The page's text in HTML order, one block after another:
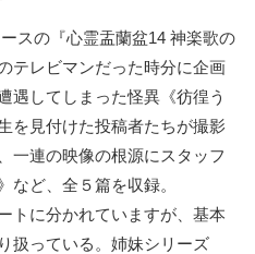
スの『心霊盂蘭盆14 神楽歌の
テレビマンだった時分に企画
遇してしまった怪異《彷徨う
を見付けた投稿者たちが撮影
一連の映像の根源にスタッフ
など、全５篇を収録。
トに分かれていますが、基本
扱っている。姉妹シリーズ